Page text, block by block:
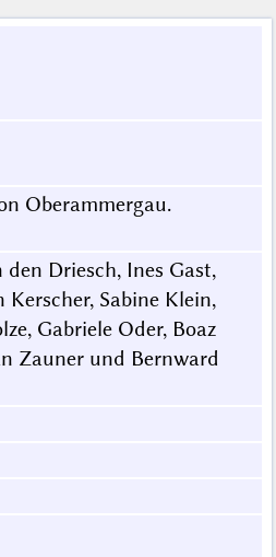
Oberammergau.
Driesch, Ines Gast,
Sabine Klein,
Gabriele Oder, Boaz
Zauner und Bernward